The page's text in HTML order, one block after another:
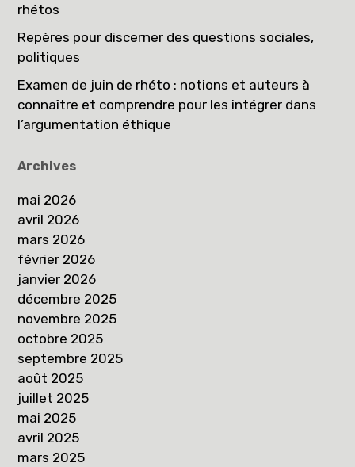
rhétos
Repères pour discerner des questions sociales,
politiques
Examen de juin de rhéto : notions et auteurs à
connaître et comprendre pour les intégrer dans
l’argumentation éthique
Archives
mai 2026
avril 2026
mars 2026
février 2026
janvier 2026
décembre 2025
novembre 2025
octobre 2025
septembre 2025
août 2025
juillet 2025
mai 2025
avril 2025
mars 2025